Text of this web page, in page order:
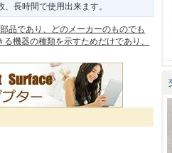
長時間で使用出来ます。
品であり、どのメーカーのものでも
機器の種類を示すためだけであり、